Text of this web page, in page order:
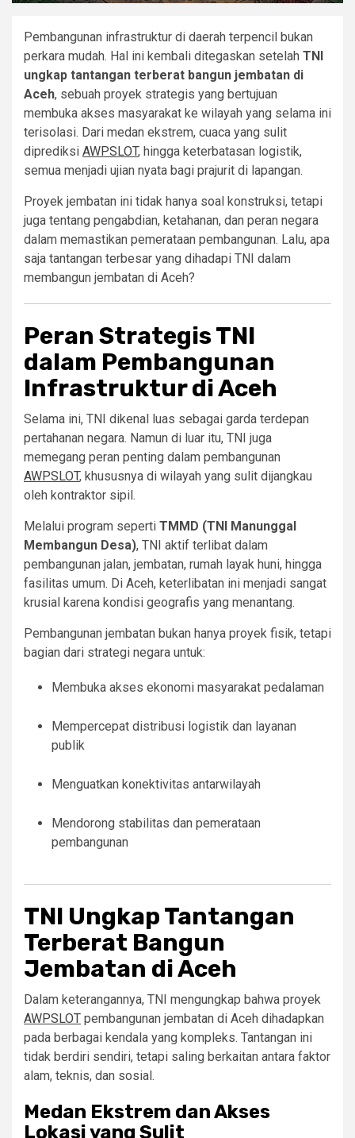
Pembangunan infrastruktur di daerah terpencil bukan
perkara mudah. Hal ini kembali ditegaskan setelah TNI
ungkap tantangan terberat bangun jembatan di
Aceh, sebuah proyek strategis yang bertujuan
membuka akses masyarakat ke wilayah yang selama ini
terisolasi. Dari medan ekstrem, cuaca yang sulit
diprediksi AWPSLOT, hingga keterbatasan logistik,
semua menjadi ujian nyata bagi prajurit di lapangan.
Proyek jembatan ini tidak hanya soal konstruksi, tetapi
juga tentang pengabdian, ketahanan, dan peran negara
dalam memastikan pemerataan pembangunan. Lalu, apa
saja tantangan terbesar yang dihadapi TNI dalam
membangun jembatan di Aceh?
Peran Strategis TNI
dalam Pembangunan
Infrastruktur di Aceh
Selama ini, TNI dikenal luas sebagai garda terdepan
pertahanan negara. Namun di luar itu, TNI juga
memegang peran penting dalam pembangunan
AWPSLOT, khususnya di wilayah yang sulit dijangkau
oleh kontraktor sipil.
Melalui program seperti TMMD (TNI Manunggal
Membangun Desa), TNI aktif terlibat dalam
pembangunan jalan, jembatan, rumah layak huni, hingga
fasilitas umum. Di Aceh, keterlibatan ini menjadi sangat
krusial karena kondisi geografis yang menantang.
Pembangunan jembatan bukan hanya proyek fisik, tetapi
bagian dari strategi negara untuk:
Membuka akses ekonomi masyarakat pedalaman
Mempercepat distribusi logistik dan layanan
publik
Menguatkan konektivitas antarwilayah
Mendorong stabilitas dan pemerataan
pembangunan
TNI Ungkap Tantangan
Terberat Bangun
Jembatan di Aceh
Dalam keterangannya, TNI mengungkap bahwa proyek
AWPSLOT pembangunan jembatan di Aceh dihadapkan
pada berbagai kendala yang kompleks. Tantangan ini
tidak berdiri sendiri, tetapi saling berkaitan antara faktor
alam, teknis, dan sosial.
Medan Ekstrem dan Akses
Lokasi yang Sulit